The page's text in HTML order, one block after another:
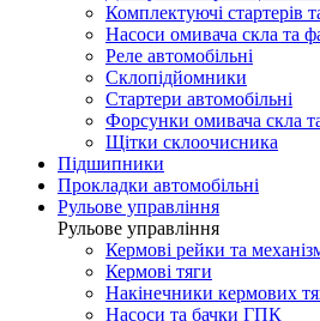
Комплектуючі стартерів
Насоси омивача скла та
Реле автомобільні
Склопідйомники
Стартери автомобільні
Форсунки омивача скла
Щітки склоочисника
Підшипники
Прокладки автомобільні
Рульове управління
Рульове управління
Кермові рейки та
Кермові тяги
Накінечники кермових
Насоси та бачки ГПК